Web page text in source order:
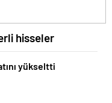
hisseler
yükseltti